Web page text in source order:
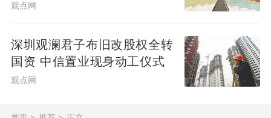
观点网
深圳观澜君子布旧改股权全转
国资 中信置业现身动工仪式
观点网